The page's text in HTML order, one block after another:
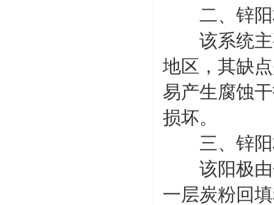
二、锌阳
该系统主
地区，其缺
易产生腐蚀
损坏。
三、锌阳
该阳极由
一层炭粉回